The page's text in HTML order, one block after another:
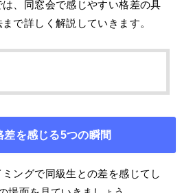
、同窓会で感じやすい格差の具
で詳しく解説していきます。
差を感じる5つの瞬間
ングで同級生との差を感じてし